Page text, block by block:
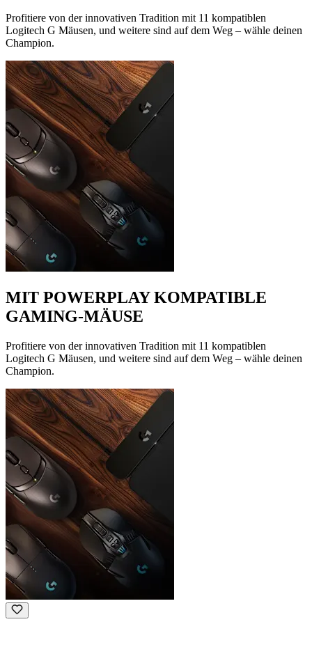
Profitiere von der innovativen Tradition mit 11 kompatiblen
Logitech G Mäusen, und weitere sind auf dem Weg – wähle deinen
Champion.
MIT POWERPLAY KOMPATIBLE
GAMING-MÄUSE
Profitiere von der innovativen Tradition mit 11 kompatiblen
Logitech G Mäusen, und weitere sind auf dem Weg – wähle deinen
Champion.